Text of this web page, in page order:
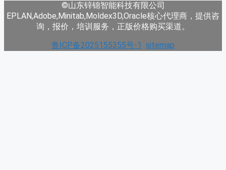
©山东锌锦智能科技有限公司
EPLAN,Adobe,Minitab,Moldex3D,Oracle核心代理商，提供咨
询，报价，培训服务，正版价格购买渠道。
鲁ICP备2025155355号-1
sitemap